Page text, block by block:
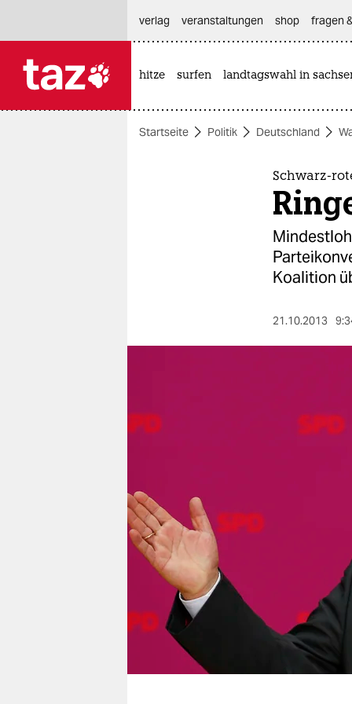
themen
wahrheit
verlag
veranstaltungen
shop
fragen & hilfe
unterstützen
genossenschaft
verlag
veranstaltungen shop fragen
hitze surfen landtagswahl in
Startseite Politik Deutschland
Schwarz-
Koalition
21.10.2013